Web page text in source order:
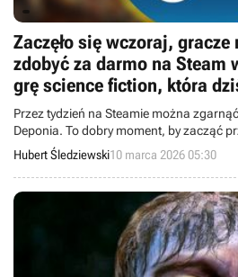
Zaczęło się wczoraj,
zdobyć za darmo na Steam
grę science fiction, która
kultowej
Przez tydzień na Steamie można
Deponia. To dobry moment, by zacząć
roku ma się ukazać jej nowa odsłona.
Hubert Śledziewski10 marca 2026 05:30